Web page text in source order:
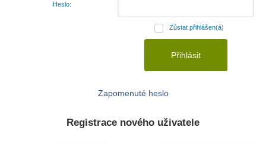
Heslo:
Zůstat přihlášen(á)
Zapomenuté heslo
Registrace nového uživatele